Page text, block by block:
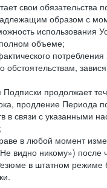
свои обязательства
образом с
использования
объеме;
потребления
обстоятельствам,
продолжает
продление Периода
в связи с указанными
в любой момент
видно никому») после
в штатном режиме